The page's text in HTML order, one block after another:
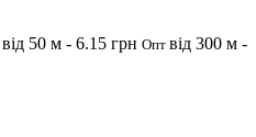
від 50 м - 6.15 грн Опт від 300 м -